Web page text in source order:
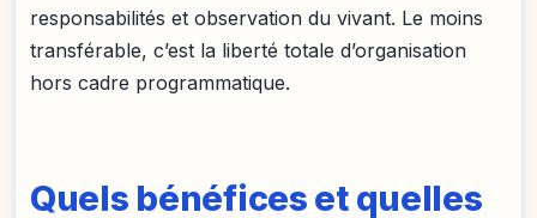
responsabilités et observation du vivant. Le moins
transférable, c’est la liberté totale d’organisation
hors cadre programmatique.
Quels bénéfices et quelles